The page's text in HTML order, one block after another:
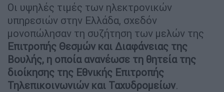
Οι υψηλές τιμές των ηλεκτρονικών
υπηρεσιών στην Ελλάδα, σχεδόν
μονοπώλησαν τη συζήτηση των μελών της
Επιτροπής Θεσμών και Διαφάνειας της
Βουλής, η οποία ανανέωσε τη θητεία της
διοίκησης της Εθνικής Επιτροπής
Τηλεπικοινωνιών και Ταχυδρομείων.